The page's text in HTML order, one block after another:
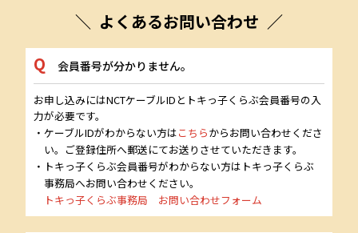
よくあるお問い合わせ
会員番号が分かりません。
お申し込みにはNCTケーブルIDとトキっ子くらぶ会員番号の入
力が必要です。
・ケーブルIDがわからない方はこちらからお問い合わせくださ
い。ご登録住所へ郵送にてお送りさせていただきます。
・トキっ子くらぶ会員番号がわからない方はトキっ子くらぶ
事務局へお問い合わせください。
トキっ子くらぶ事務局 お問い合わせフォーム